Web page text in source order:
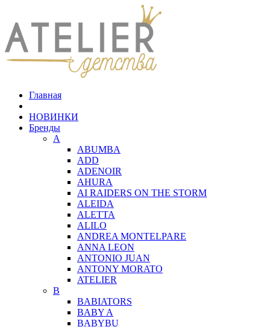
Главная
НОВИНКИ
Бренды
A
ABUMBA
ADD
ADENOIR
AHURA
AI RAIDERS ON THE STORM
ALEIDA
ALETTA
ALILO
ANDREA MONTELPARE
ANNA LEON
ANTONIO JUAN
ANTONY MORATO
ATELIER
B
BABIATORS
BABY A
BABYBU